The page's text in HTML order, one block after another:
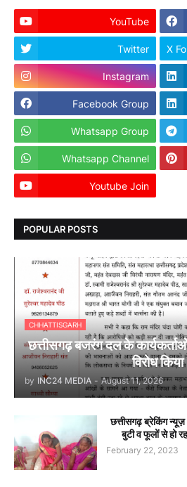
YouTube
Twitter X
Instagram
Facebook Group
Whatsapp Group
Whatsapp Channel
Youtube Join
POPULAR POSTS
CHHATTISGARH
छत्तीसगढ़ बजरंग दल के
विरोध किया
by INC24 MEDIA - August 11, 2026
छत्तीसगढ़ ब्रेकिंग
बुटी व फूलों से हो
February 22, 2023